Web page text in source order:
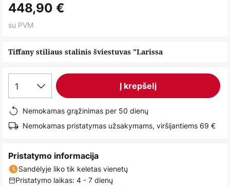
to
the
of
images
gallery
Tiffany stiliaus stalinis šviestuvas "Larissa
448,90 €
su PVM
1 Į krepšelį
Nemokamas grąžinimas per 50 dienų
Nemokamas pristatymas užsakymams, viršijantiems 69 €
Pristatymo informacija
Sandėlyje liko tik keletas vienetų
Pristatymo laikas: 4 - 7 dienų